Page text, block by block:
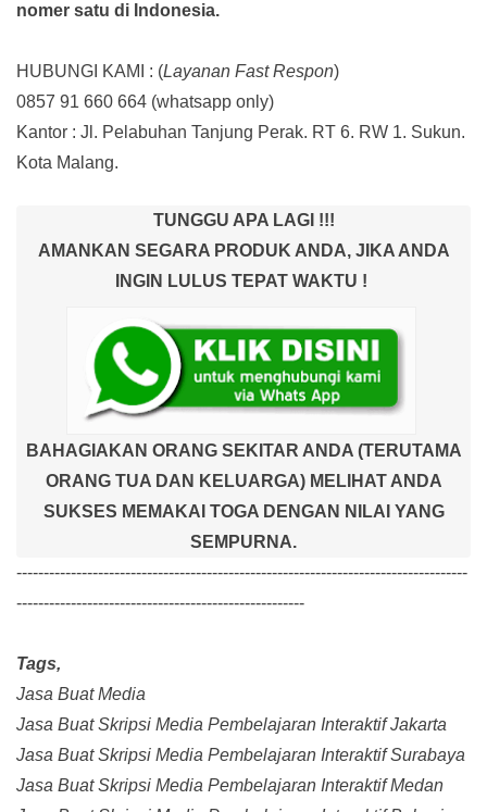
nomer satu di Indonesia.
HUBUNGI KAMI : (Layanan Fast Respon)
0857 91 660 664 (whatsapp only)
Kantor : Jl. Pelabuhan Tanjung Perak. RT 6. RW 1. Sukun.
Kota Malang.
TUNGGU APA LAGI !!!
AMANKAN SEGARA PRODUK ANDA, JIKA ANDA
INGIN LULUS TEPAT WAKTU !
BAHAGIAKAN ORANG SEKITAR ANDA (TERUTAMA
ORANG TUA DAN KELUARGA) MELIHAT ANDA
SUKSES MEMAKAI TOGA DENGAN NILAI YANG
SEMPURNA.
-----------------------------------------------------------------------------------
-----------------------------------------------------
Tags,
Jasa Buat Media
Jasa Buat Skripsi Media Pembelajaran Interaktif Jakarta
Jasa Buat Skripsi Media Pembelajaran Interaktif Surabaya
Jasa Buat Skripsi Media Pembelajaran Interaktif Medan